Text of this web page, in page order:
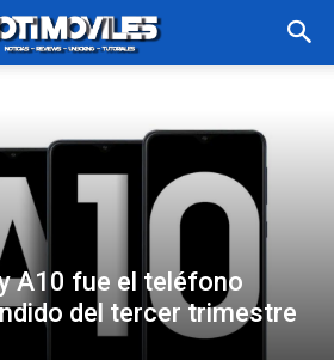
A10 fue el teléfono
del tercer trimestre